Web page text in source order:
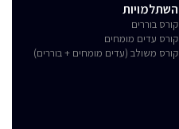
השתלמויות
קורס בוררים
קורס עדים מומחים
קורס משולב (עדים מומחים + בוררים)